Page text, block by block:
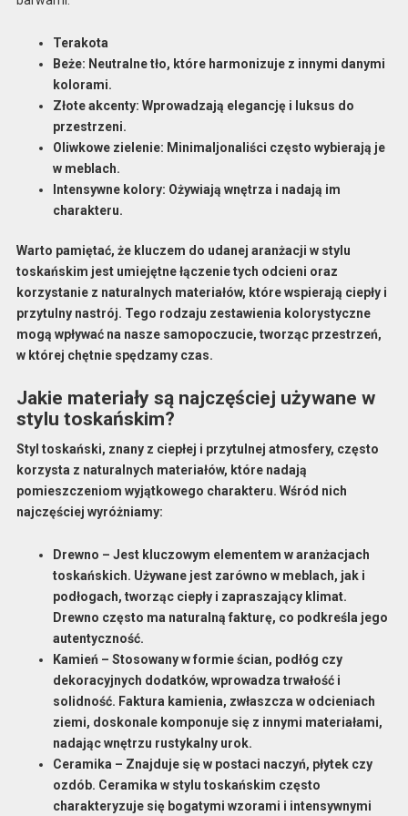
Terakota
Beże: Neutralne tło, które harmonizuje z innymi danymi
kolorami.
Złote akcenty: Wprowadzają elegancję i luksus do
przestrzeni.
Oliwkowe zielenie: Minimaljonaliści często wybierają je
w meblach.
Intensywne kolory: Ożywiają wnętrza i nadają im
charakteru.
Warto pamiętać, że kluczem do udanej aranżacji w stylu
toskańskim jest umiejętne łączenie tych odcieni oraz
korzystanie z naturalnych materiałów, które wspierają ciepły i
przytulny nastrój. Tego rodzaju zestawienia kolorystyczne
mogą wpływać na nasze samopoczucie, tworząc przestrzeń,
w której chętnie spędzamy czas.
Jakie materiały są najczęściej używane w
stylu toskańskim?
Styl toskański, znany z ciepłej i przytulnej atmosfery, często
korzysta z naturalnych materiałów, które nadają
pomieszczeniom wyjątkowego charakteru. Wśród nich
najczęściej wyróżniamy:
Drewno – Jest kluczowym elementem w aranżacjach
toskańskich. Używane jest zarówno w meblach, jak i
podłogach, tworząc ciepły i zapraszający klimat.
Drewno często ma naturalną fakturę, co podkreśla jego
autentyczność.
Kamień – Stosowany w formie ścian, podłóg czy
dekoracyjnych dodatków, wprowadza trwałość i
solidność. Faktura kamienia, zwłaszcza w odcieniach
ziemi, doskonale komponuje się z innymi materiałami,
nadając wnętrzu rustykalny urok.
Ceramika – Znajduje się w postaci naczyń, płytek czy
ozdób. Ceramika w stylu toskańskim często
charakteryzuje się bogatymi wzorami i intensywnymi